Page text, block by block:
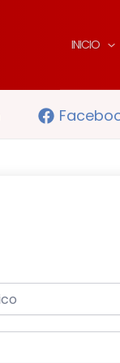
INICIO